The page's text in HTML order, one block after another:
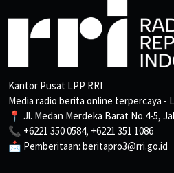
Kantor Pusat LPP RRI
Media radio berita online terpercaya -
📍 Jl. Medan Merdeka Barat No.4-5,
📞 +6221 350 0584, +6221 351 1086
📩 Pemberitaan: beritapro3@rri.go.id